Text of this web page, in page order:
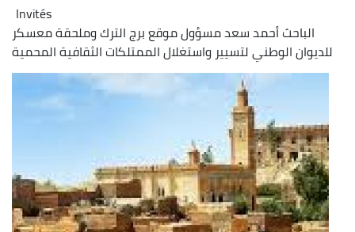
Invités
الباحث أحمد سعد مسؤول موقع برج الترك وملحقة معسكر
للديوان الوطني لتسيير واستغلال الممتلكات الثقافية المحمية